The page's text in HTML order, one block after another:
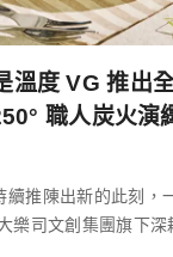
溫度 VG 推出
職人炭火演
續推陳出新的此刻，
樂司文創集團旗下深